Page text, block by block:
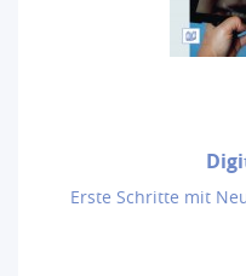
Erste Schritte mit